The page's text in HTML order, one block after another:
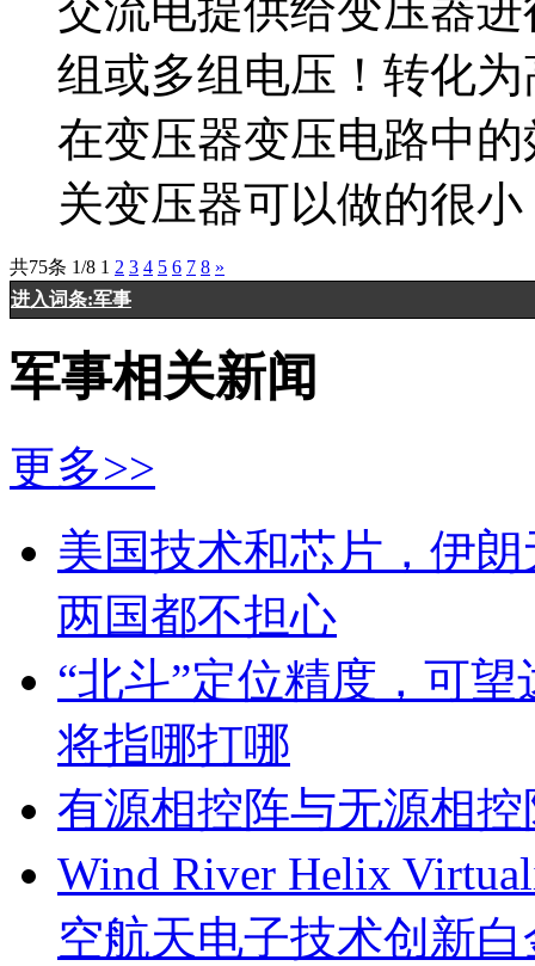
交流电提供给变压器
组或多组电压！转化
在变压器变压电路中
关变压器可以做的很
共75条 1/8 1 2 3 4 5 6 7 8 »
进入词条:军事
军事相关新闻
更多>>
美国技术和芯片，伊
两国都不担心
“北斗”定位精度，可
将指哪打哪
有源相控阵与无源相
Wind River Helix
空航天电子技术创新